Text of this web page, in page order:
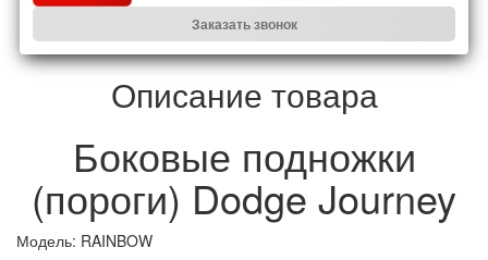
Заказать звонок
Описание товара
Боковые подножки
(пороги) Dodge Journey
Модель: RAINBOW